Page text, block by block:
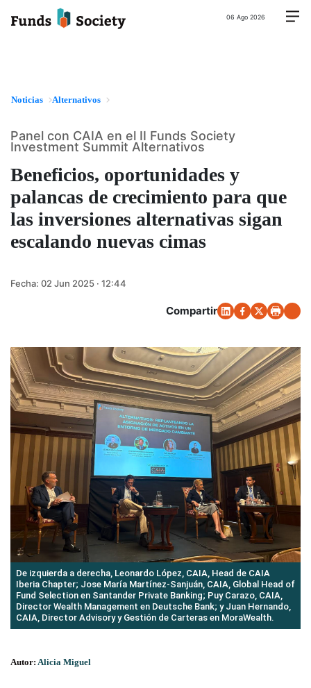
06 Ago 2026
Noticias Alternativos
Beneficios, oportunidades y
palancas de crecimiento para que
las inversiones alternativas sigan
escalando nuevas cimas
Panel con CAIA en el II Funds Society
Investment Summit Alternativos
Fecha: 02 Jun 2025 · 12:44
Compartir
De izquierda a derecha, Leonardo López, CAIA, Head de CAIA
Iberia Chapter; Jose María Martínez-Sanjuán, CAIA, Global Head of
Fund Selection en Santander Private Banking; Puy Carazo, CAIA,
Director Wealth Management en Deutsche Bank; y Juan Hernando,
CAIA, Director Advisory y Gestión de Carteras en MoraWealth.
Autor: Alicia Miguel